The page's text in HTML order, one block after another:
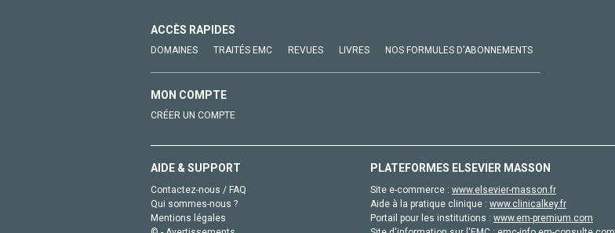
ACCÈS RAPIDES
DOMAINES TRAITÉS EMC REVUES LIVRES NOS FORMULES D'ABONNEMENTS
MON COMPTE
CRÉER UN COMPTE
AIDE & SUPPORT
Contactez-nous / FAQ
Qui sommes-nous ?
Mentions légales
PLATEFORMES ELSEVIER MASSON
Site e-commerce : www.elsevier-masson.fr
Aide à la pratique clinique : www.clinicalkey.fr
Portail pour les institutions : www.em-premium.com